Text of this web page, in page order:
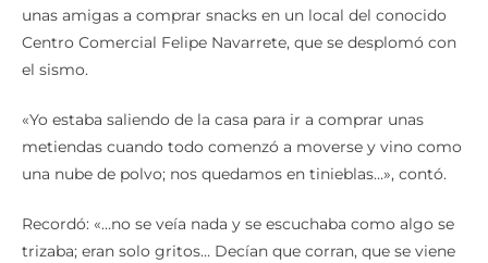
unas amigas a comprar snacks en un local del conocido
Centro Comercial Felipe Navarrete, que se desplomó con
el sismo.
«Yo estaba saliendo de la casa para ir a comprar unas
metiendas cuando todo comenzó a moverse y vino como
una nube de polvo; nos quedamos en tinieblas…», contó.
Recordó: «…no se veía nada y se escuchaba como algo se
trizaba; eran solo gritos… Decían que corran, que se viene